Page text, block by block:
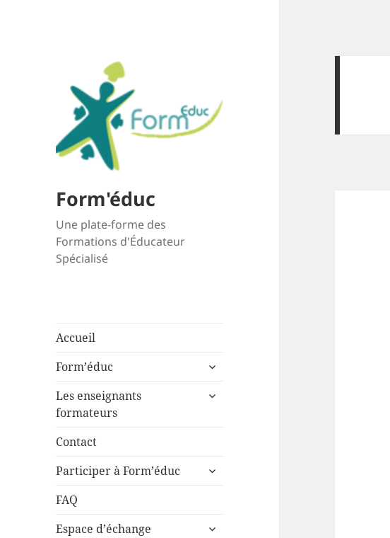
Form'éduc
Une plate-forme des
Formations d'Éducateur
Spécialisé
Accueil
Form’éduc
ouvrir
sous-
Les enseignants
formateurs
ouvrir
Contact
Participer à Form’éduc
ouvrir
FAQ
Espace d’échange
ouvrir